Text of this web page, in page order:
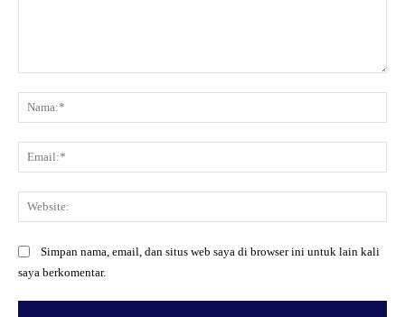
Simpan nama, email, dan situs web saya di browser ini untuk lain kali
saya berkomentar.